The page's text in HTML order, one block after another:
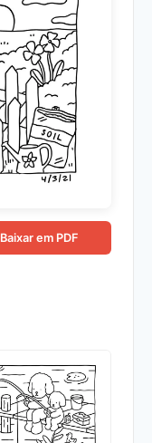
Baixar em PDF